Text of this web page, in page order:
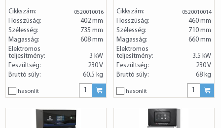
Cikkszám: 0520010016
Hosszúság:
402 mm
Szélesség:
735 mm
Magasság:
608 mm
Elektromos
teljesítmény:
3 kW
Feszültség:
230 V
Bruttó súly:
60.5 kg
hasonlít
Cikkszám: 0520010014
Hosszúság:
460 mm
Szélesség:
710 mm
Magasság:
660 mm
Elektromos
teljesítmény:
3.5 kW
Feszültség:
230 V
Bruttó súly:
68 kg
hasonlít